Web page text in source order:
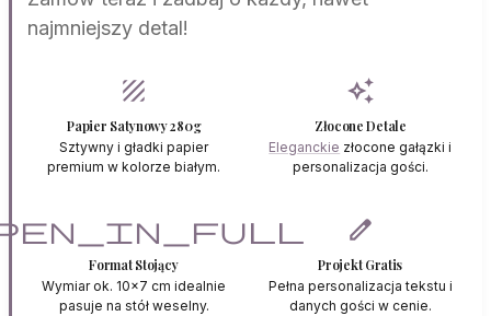
najmniejszy detal!
texture
Papier Satynowy 280g
Sztywny i gładki papier
premium w kolorze białym.
auto_awesome
Złocone Detale
Eleganckie złocone gałązki i
personalizacja gości.
Format Stojący
Wymiar ok. 10x7 cm idealnie
pasuje na stół weselny.
edit
Projekt Gratis
Pełna personalizacja tekstu i
danych gości w cenie.